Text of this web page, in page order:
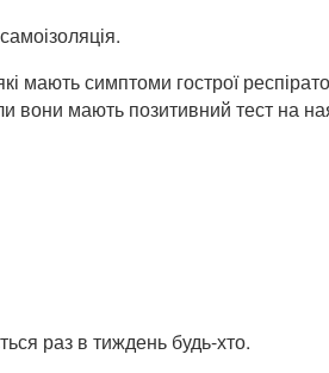
симптоми гострої
вони мають позитивний тест на
раз в тиждень будь-хто.